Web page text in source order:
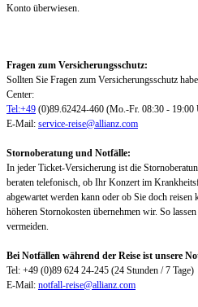
Konto überwiesen.
Fragen zum Versicherungsschutz:
Sollten Sie Fragen zum Versicherungsschutz
Center:
Tel:+49 (0)89.62424-460 (Mo.-Fr. 08:30 -
E-Mail: service-reise@allianz.com
Stornoberatung und Notfälle:
In jeder Ticket-Versicherung ist die
beraten telefonisch, ob Ihr Konzert im
abgewartet werden kann oder ob Sie doch
höheren Stornokosten übernehmen wir. So
vermeiden.
Bei Notfällen während der Reise ist unsere
Tel: +49 (0)89 624 24-245 (24 Stunden / 7 Tage)
E-Mail: notfall-reise@allianz.com